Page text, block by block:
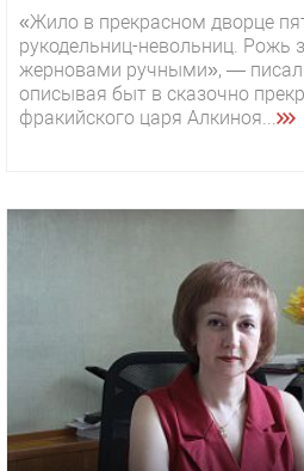
«Жило в прекрасном дворце
рукодельниц-невольниц. Рожь
жерновами ручными», — писал
описывая быт в сказочно
фракийского царя Алкиноя...